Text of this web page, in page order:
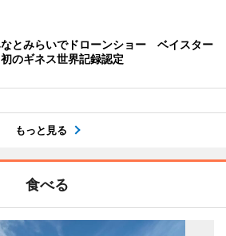
とみらいでドローンショー ベイスター
のギネス世界記録認定
もっと見る
食べる